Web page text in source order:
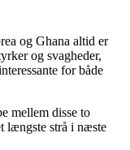
og Ghana altid er
og svagheder,
for både
mellem disse to
længste strå i næste